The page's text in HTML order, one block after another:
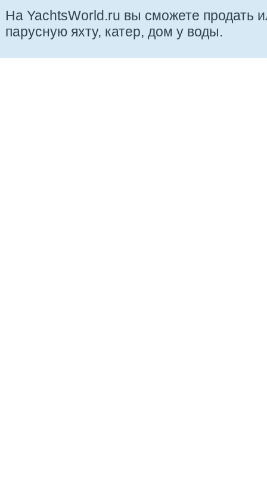
На YachtsWorld.ru вы сможете продать
парусную яхту, катер, дом у воды.